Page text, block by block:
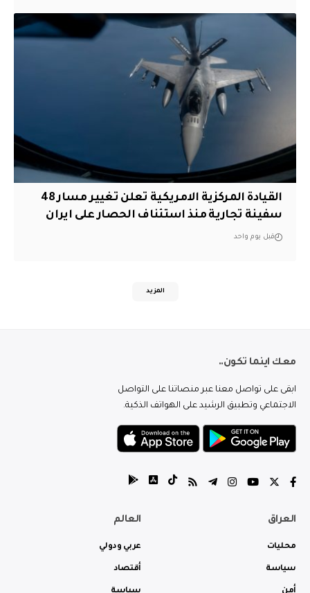
القيادة المركزية الامريكية تعلن تغيير مسار 48
سفينة تجارية منذ استئناف الحصار على ايران
قبل يوم واحد
المزيد
معك اينما تكون..
ابقى على تواصل معنا عبر منصاتنا على التواصل
الاجتماعي وتطبيق الرشيد على الهواتف الذكية.
العراق
محليات
سياسة
العالم
عربي ودولي
أقتصاد